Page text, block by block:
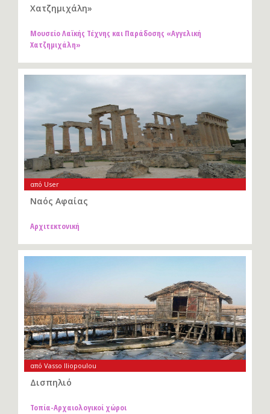
Χατζημιχάλη»
Μουσείο Λαϊκής Τέχνης και Παράδοσης «Αγγελική
Χατζημιχάλη»
από User
Ναός Αφαίας
Αρχιτεκτονική
από Vasso Iliopoulou
Δισπηλιό
Τοπία-Αρχαιολογικοί χώροι